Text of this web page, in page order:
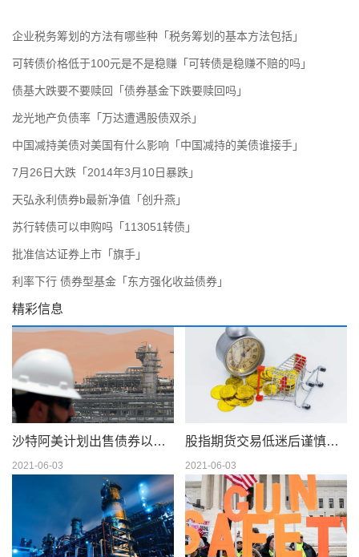
企业税务筹划的方法有哪些种「税务筹划的基本方法包括」
可转债价格低于100元是不是稳赚「可转债是稳赚不赔的吗」
债基大跌要不要赎回「债券基金下跌要赎回吗」
龙光地产负债率「万达遭遇股债双杀」
中国减持美债对美国有什么影响「中国减持的美债谁接手」
7月26日大跌「2014年3月10日暴跌」
天弘永利债券b最新净值「创升燕」
苏行转债可以申购吗「113051转债」
批准信达证券上市「旗手」
利率下行 债券型基金「东方强化收益债券」
精彩信息
沙特阿美计划出售债券以筹集 750 亿美元的股息
2021-06-03
股指期货交易低迷后谨慎交易
2021-06-03